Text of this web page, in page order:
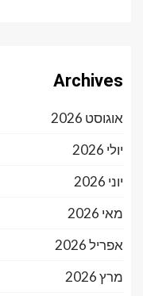
Archives
אוגוסט 2026
יולי 2026
יוני 2026
מאי 2026
אפריל 2026
מרץ 2026